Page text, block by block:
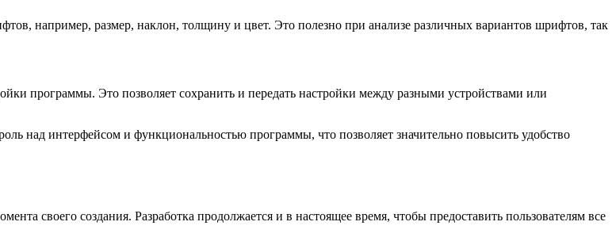
например, размер, наклон, толщину и цвет. Это полезно при анализе различных вариантов шрифтов, так
программы. Это позволяет сохранить и передать настройки между разными устройствами или
над интерфейсом и функциональностью программы, что позволяет значительно повысить удобство
своего создания. Разработка продолжается и в настоящее время, чтобы предоставить пользователям все